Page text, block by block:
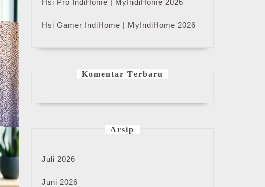
Hsi Pro IndiHome | MyIndiHome 2026
Hsi Gamer IndiHome | MyIndiHome 2026
Komentar Terbaru
Arsip
Juli 2026
Juni 2026